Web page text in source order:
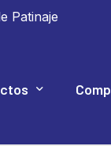
Patinaje